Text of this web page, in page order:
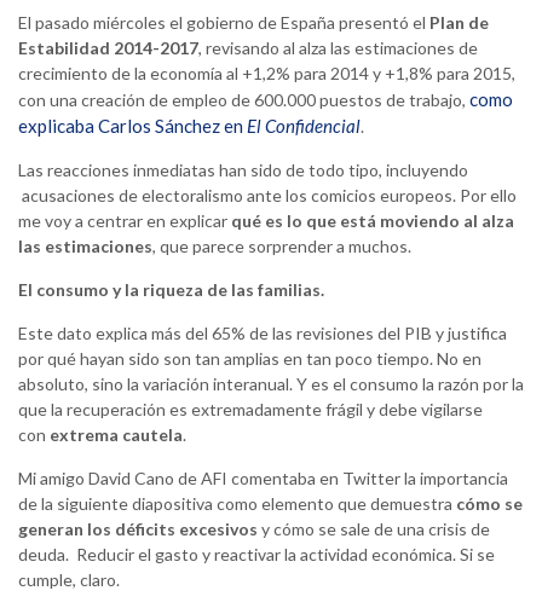
El pasado miércoles el gobierno de España presentó el Plan de
Estabilidad 2014-2017, revisando al alza las estimaciones de
crecimiento de la economía al +1,2% para 2014 y +1,8% para 2015,
con una creación de empleo de 600.000 puestos de trabajo, como
explicaba Carlos Sánchez en El Confidencial.
Las reacciones inmediatas han sido de todo tipo, incluyendo
acusaciones de electoralismo ante los comicios europeos. Por ello
me voy a centrar en explicar qué es lo que está moviendo al alza
las estimaciones, que parece sorprender a muchos.
El consumo y la riqueza de las familias.
Este dato explica más del 65% de las revisiones del PIB y justifica
por qué hayan sido son tan amplias en tan poco tiempo. No en
absoluto, sino la variación interanual. Y es el consumo la razón por la
que la recuperación es extremadamente frágil y debe vigilarse
con extrema cautela.
Mi amigo David Cano de AFI comentaba en Twitter la importancia
de la siguiente diapositiva como elemento que demuestra cómo se
generan los déficits excesivos y cómo se sale de una crisis de
deuda. Reducir el gasto y reactivar la actividad económica. Si se
cumple, claro.